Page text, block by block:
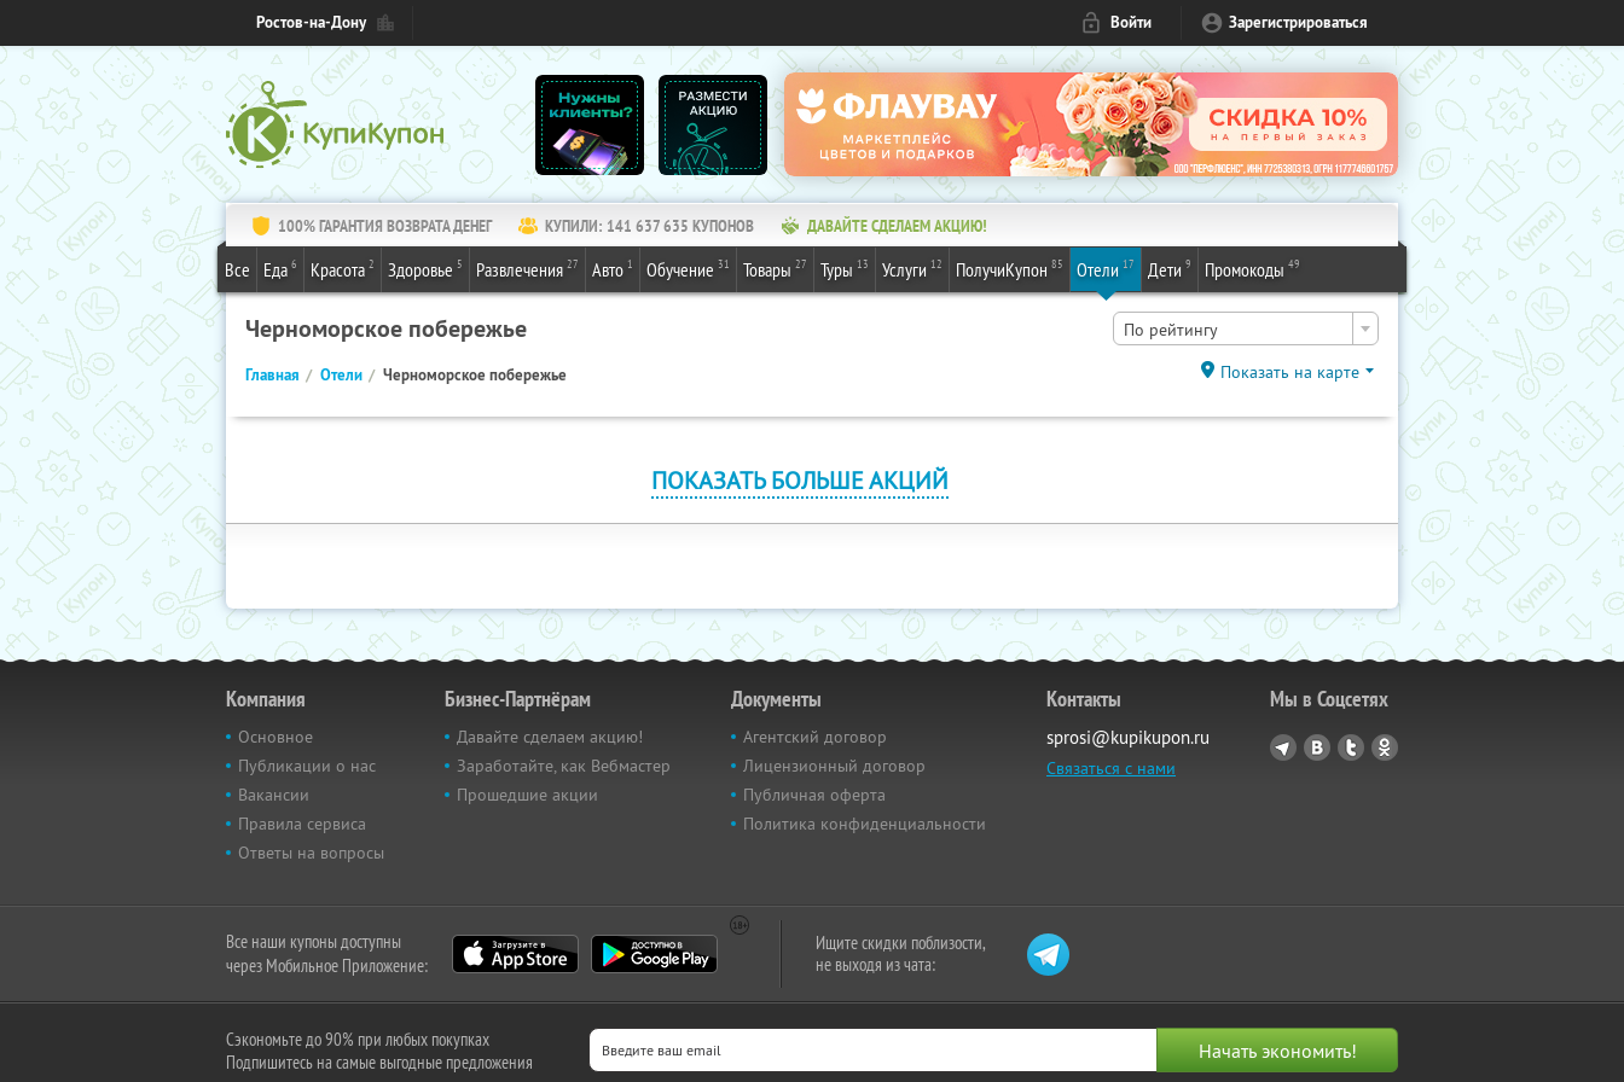
Ростов-на-Дону Войти Зарегистрироваться
100% ГАРАНТИЯ ВОЗВРАТА ДЕНЕГ КУПИЛИ: 141 637 635 КУПОНОВ ДАВАЙТЕ СДЕЛАЕМ АКЦИЮ!
Все Еда 6 Красота 2 Здоровье 5 Развлечения 27 Авто 1 Обучение 31 Товары 27 Туры 13 Услуги 12 ПолучиКупон 85 Отели 17 Дети 9 Промокоды 49
Черноморское побережье По рейтингу
Главная Отели Черноморское побережье Показать на карте
ПОКАЗАТЬ БОЛЬШЕ АКЦИЙ
Компания
Основное
Публикации о нас
Вакансии
Правила сервиса
Ответы на вопросы
Бизнес-Партнёрам
Давайте сделаем акцию!
Заработайте, как Вебмастер
Прошедшие акции
Документы
Агентский договор
Лицензионный договор
Публичная оферта
Политика конфиденциальности
Контакты
sprosi@kupikupon.ru
Связаться с нами
Мы в Соцсетях
Все наши купоны доступны
через Мобильное Приложение:
Ищите скидки поблизости,
не выходя из чата:
Сэкономьте до 90% при любых покупках
Подпишитесь на самые выгодные предложения